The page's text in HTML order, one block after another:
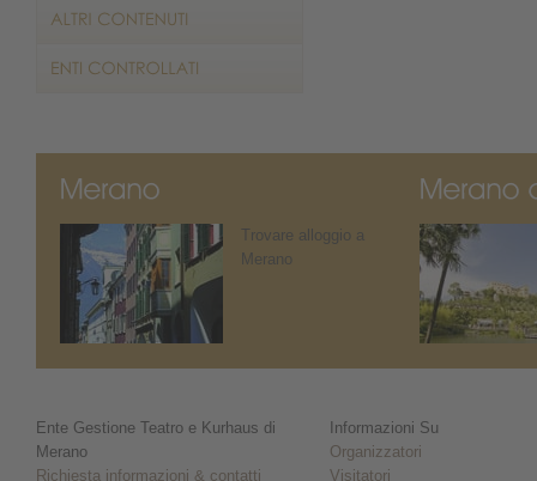
Trovare alloggio a
Merano
Ente Gestione Teatro e Kurhaus di
Merano
Richiesta informazioni & contatti
Informazioni Su
Organizzatori
Visitatori